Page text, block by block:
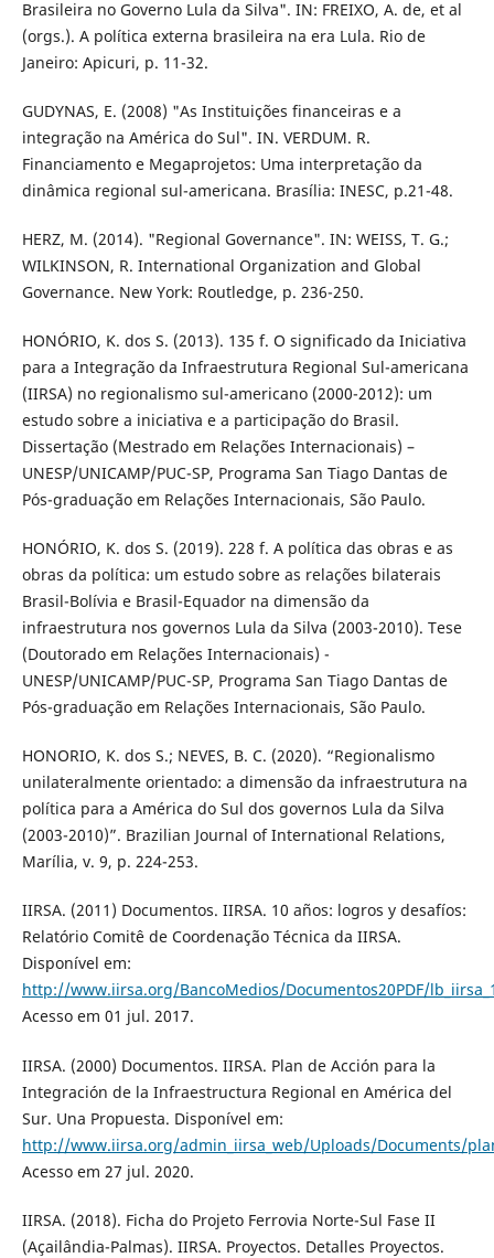
Brasileira no Governo Lula da Silva". IN: FREIXO, A. de, et al
(orgs.). A política externa brasileira na era Lula. Rio de
Janeiro: Apicuri, p. 11-32.
GUDYNAS, E. (2008) "As Instituições financeiras e a
integração na América do Sul". IN. VERDUM. R.
Financiamento e Megaprojetos: Uma interpretação da
dinâmica regional sul-americana. Brasília: INESC, p.21-48.
HERZ, M. (2014). "Regional Governance". IN: WEISS, T. G.;
WILKINSON, R. International Organization and Global
Governance. New York: Routledge, p. 236-250.
HONÓRIO, K. dos S. (2013). 135 f. O significado da Iniciativa
para a Integração da Infraestrutura Regional Sul-americana
(IIRSA) no regionalismo sul-americano (2000-2012): um
estudo sobre a iniciativa e a participação do Brasil.
Dissertação (Mestrado em Relações Internacionais) –
UNESP/UNICAMP/PUC-SP, Programa San Tiago Dantas de
Pós-graduação em Relações Internacionais, São Paulo.
HONÓRIO, K. dos S. (2019). 228 f. A política das obras e as
obras da política: um estudo sobre as relações bilaterais
Brasil-Bolívia e Brasil-Equador na dimensão da
infraestrutura nos governos Lula da Silva (2003-2010). Tese
(Doutorado em Relações Internacionais) -
UNESP/UNICAMP/PUC-SP, Programa San Tiago Dantas de
Pós-graduação em Relações Internacionais, São Paulo.
HONORIO, K. dos S.; NEVES, B. C. (2020). “Regionalismo
unilateralmente orientado: a dimensão da infraestrutura na
política para a América do Sul dos governos Lula da Silva
(2003-2010)”. Brazilian Journal of International Relations,
Marília, v. 9, p. 224-253.
IIRSA. (2011) Documentos. IIRSA. 10 años: logros y desafíos:
Relatório Comitê de Coordenação Técnica da IIRSA.
Disponível em:
http://www.iirsa.org/BancoMedios/Documentos20PDF/
Acesso em 01 jul. 2017.
IIRSA. (2000) Documentos. IIRSA. Plan de Acción para la
Integración de la Infraestructura Regional en América del
Sur. Una Propuesta. Disponível em:
http://www.iirsa.org/admin_iirsa_web/Uploads/Documents/
Acesso em 27 jul. 2020.
IIRSA. (2018). Ficha do Projeto Ferrovia Norte-Sul Fase II
(Açailândia-Palmas). IIRSA. Proyectos. Detalles Proyectos.